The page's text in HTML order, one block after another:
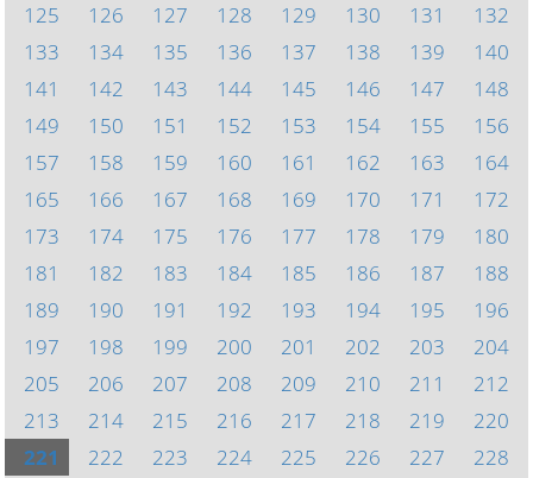
125
126 127 128 129 130 131
132
133
134 135 136 137 138 139
140
141
142 143 144 145 146 147
148
149
150 151 152 153 154 155
156
157
158 159 160 161 162 163
164
165
166 167 168 169 170 171
172
173
174 175 176 177 178 179
180
181
182 183 184 185 186 187
188
189
190 191 192 193 194 195
196
197
198 199 200 201 202 203
204
205
206 207 208 209 210 211
212
213
214 215 216 217 218 219
220
221
222 223 224 225 226 227
228